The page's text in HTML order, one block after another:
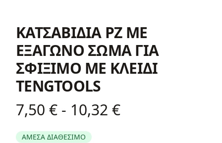
ΚΑΤΣΑΒΙΔΙA PZ ΜΕ
ΕΞΑΓΩΝΟ ΣΩΜΑ ΓΙΑ
ΣΦΙΞΙΜΟ ΜΕ ΚΛΕΙΔΙ
TENGTOOLS
Product information
7,50 € - 10,32 €
ΑΜΕΣΑ ΔΙΑΘΕΣΙΜΟ